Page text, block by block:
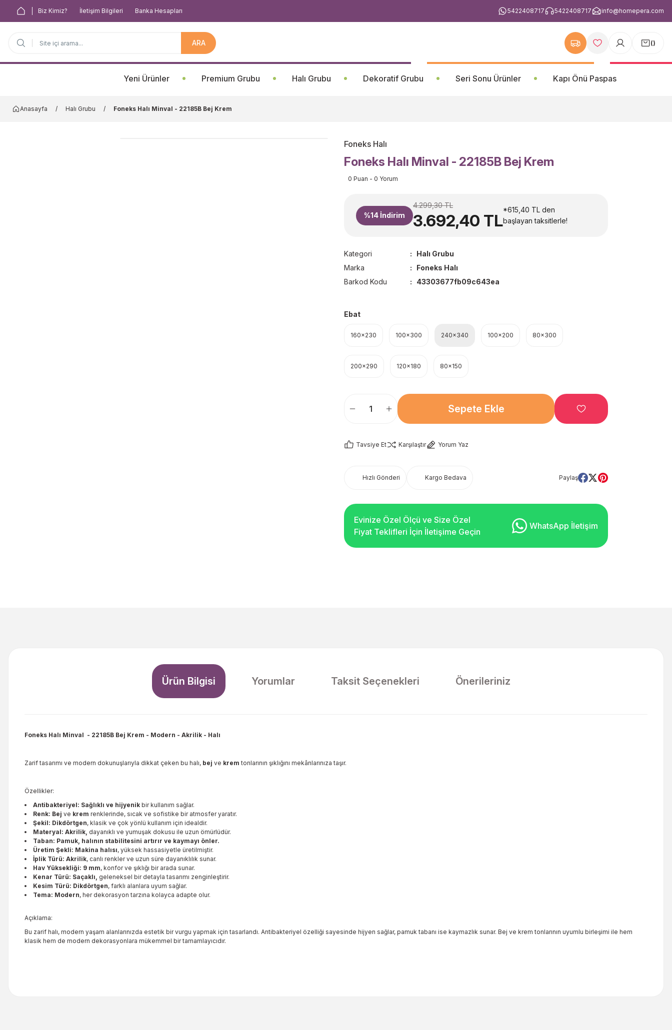
Biz Kimiz? İletişim Bilgileri Banka Hesapları 5422408717 5422408717 info@homepera.com
ARA ()
Yeni Ürünler Premium Grubu Halı Grubu Dekoratif Grubu Seri Sonu Ürünler Kapı Önü Paspas
Anasayfa Halı Grubu Foneks Halı Minval - 22185B Bej Krem
Foneks Halı
Foneks Halı Minval - 22185B Bej Krem
0 Puan - 0 Yorum
%14 İndirim
4.299,30 TL
3.692,40 TL
*615,40 TL den
başlayan taksitlerle!
Kategori
Halı Grubu
Marka
Foneks Halı
Barkod Kodu
43303677fb09c643ea
Ebat
160x230 100x300 240x340 100x200 80x300
200x290 120x180 80x150
Sepete Ekle
Tavsiye Et Karşılaştır Yorum Yaz
Hızlı Gönderi Kargo Bedava Paylaş
Evinize Özel Ölçü ve Size Özel
Fiyat Teklifleri İçin İletişime Geçin
WhatsApp İletişim
Ürün Bilgisi Yorumlar Taksit Seçenekleri Önerileriniz
Foneks Halı Minval - 22185B Bej Krem - Modern - Akrilik - Halı
Zarif tasarımı ve modern dokunuşlarıyla dikkat çeken bu halı, bej ve krem tonlarının şıklığını mekânlarınıza taşır.
Özellikler:
Antibakteriyel: Sağlıklı ve hijyenik bir kullanım sağlar.
Renk: Bej ve krem renklerinde, sıcak ve sofistike bir atmosfer yaratır.
Şekil: Dikdörtgen, klasik ve çok yönlü kullanım için idealdir.
Materyal: Akrilik, dayanıklı ve yumuşak dokusu ile uzun ömürlüdür.
Taban: Pamuk, halının stabilitesini artırır ve kaymayı önler.
Üretim Şekli: Makina halısı, yüksek hassasiyetle üretilmiştir.
İplik Türü: Akrilik, canlı renkler ve uzun süre dayanıklılık sunar.
Hav Yüksekliği: 9 mm, konfor ve şıklığı bir arada sunar.
Kenar Türü: Saçaklı, geleneksel bir detayla tasarımı zenginleştirir.
Kesim Türü: Dikdörtgen, farklı alanlara uyum sağlar.
Tema: Modern, her dekorasyon tarzına kolayca adapte olur.
Açıklama:
Bu zarif halı, modern yaşam alanlarınızda estetik bir vurgu yapmak için tasarlandı. Antibakteriyel özelliği sayesinde hijyen sağlar, pamuk tabanı ise kaymazlık sunar. Bej ve krem tonlarının uyumlu birleşimi ile hem
klasik hem de modern dekorasyonlara mükemmel bir tamamlayıcıdır.